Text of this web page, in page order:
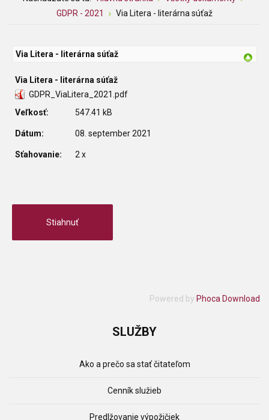
GDPR - 2021
Via Litera - literárna súťaž
Via Litera - literárna súťaž
Via Litera - literárna súťaž
GDPR_ViaLitera_2021.pdf
Veľkosť:
547.41 kB
Dátum: 08. september 2021
Sťahovanie: 2 x
Powered by Phoca Download
SLUŽBY
Ako a prečo sa stať čitateľom
Cenník služieb
Predlžovanie výpožičiek